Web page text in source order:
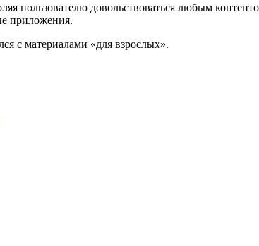
пользователю довольствоваться любым
приложения.
с материалами «для взрослых».